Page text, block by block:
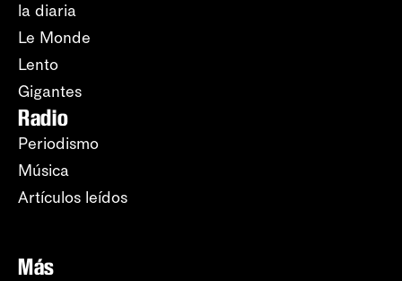
la diaria
Le Monde
Lento
Gigantes
Radio
Periodismo
Música
Artículos leídos
Más